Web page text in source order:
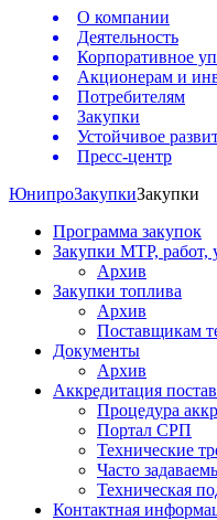
О компании
Деятельность
Корпоративное
Акционерам и
Потребителям
Закупки
Устойчивое
Пресс-центр
ЮнипроЗакупкиЗакупки
Программа закупок
Закупки МТР, работ,
Архив
Закупки топлива
Архив
Поставщикам
Документы
Архив
Аккредитация
Процедура
Портал СРП
Технические
Часто
Техническая
Контактная